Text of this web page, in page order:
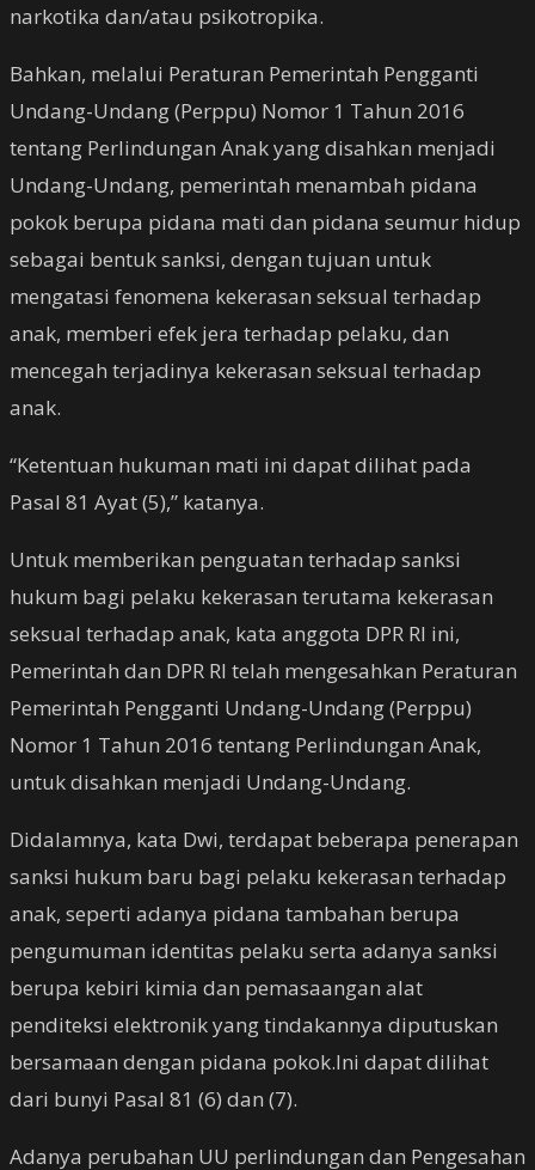
narkotika dan/atau psikotropika.
Bahkan, melalui Peraturan Pemerintah Pengganti
Undang-Undang (Perppu) Nomor 1 Tahun 2016
tentang Perlindungan Anak yang disahkan menjadi
Undang-Undang, pemerintah menambah pidana
pokok berupa pidana mati dan pidana seumur hidup
sebagai bentuk sanksi, dengan tujuan untuk
mengatasi fenomena kekerasan seksual terhadap
anak, memberi efek jera terhadap pelaku, dan
mencegah terjadinya kekerasan seksual terhadap
anak.
“Ketentuan hukuman mati ini dapat dilihat pada
Pasal 81 Ayat (5),” katanya.
Untuk memberikan penguatan terhadap sanksi
hukum bagi pelaku kekerasan terutama kekerasan
seksual terhadap anak, kata anggota DPR RI ini,
Pemerintah dan DPR RI telah mengesahkan Peraturan
Pemerintah Pengganti Undang-Undang (Perppu)
Nomor 1 Tahun 2016 tentang Perlindungan Anak,
untuk disahkan menjadi Undang-Undang.
Didalamnya, kata Dwi, terdapat beberapa penerapan
sanksi hukum baru bagi pelaku kekerasan terhadap
anak, seperti adanya pidana tambahan berupa
pengumuman identitas pelaku serta adanya sanksi
berupa kebiri kimia dan pemasaangan alat
penditeksi elektronik yang tindakannya diputuskan
bersamaan dengan pidana pokok.Ini dapat dilihat
dari bunyi Pasal 81 (6) dan (7).
Adanya perubahan UU perlindungan dan Pengesahan